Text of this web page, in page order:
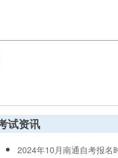
试资讯
2024年10月南通自考报名